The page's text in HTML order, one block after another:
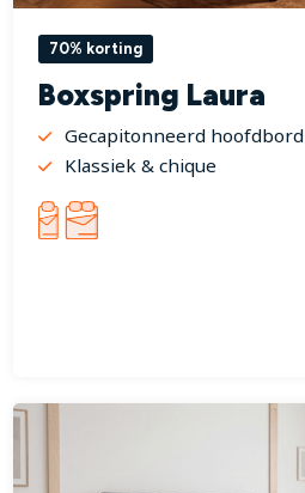
70% korting
Boxspring Laura
Gecapitonneerd hoofdbord
Klassiek & chique